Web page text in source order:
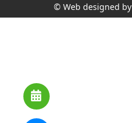
© Web designed by